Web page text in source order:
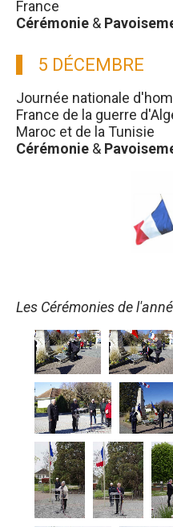
France
Cérémonie &
5 DÉCEMBRE
Journée nationale
France de la guerre
Maroc et de la Tunisie
Cérémonie &
Les Cérémonies de